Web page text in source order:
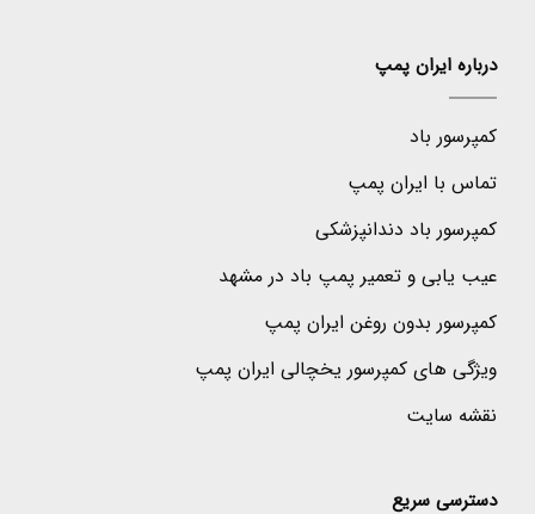
درباره ایران پمپ
کمپرسور باد
تماس با ایران پمپ
کمپرسور باد دندانپزشکی
عیب یابی و تعمیر پمپ باد در مشهد
کمپرسور بدون روغن ایران پمپ
ویژگی های کمپرسور یخچالی ایران پمپ
نقشه سایت
دسترسی سریع